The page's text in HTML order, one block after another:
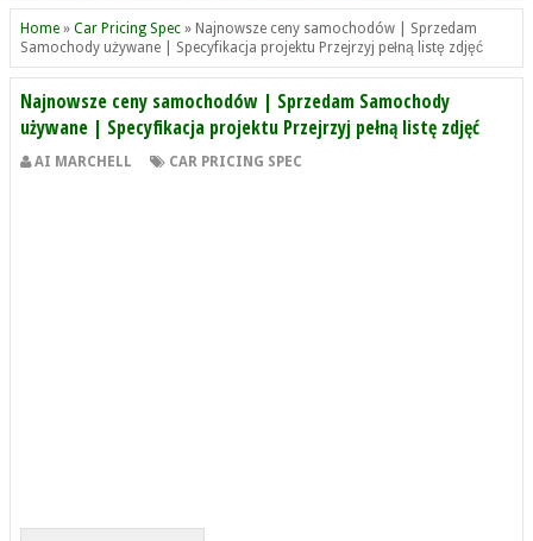
Home » Car Pricing Spec » Najnowsze ceny samochodów | Sprzedam
Samochody używane | Specyfikacja projektu Przejrzyj pełną listę zdjęć
Najnowsze ceny samochodów | Sprzedam Samochody
używane | Specyfikacja projektu Przejrzyj pełną listę zdjęć
AI MARCHELL CAR PRICING SPEC